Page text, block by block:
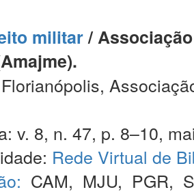
militar/
v. 8, n. 47, p. 8–10,
Rede Virtual de
CAM, MJU, PGR,